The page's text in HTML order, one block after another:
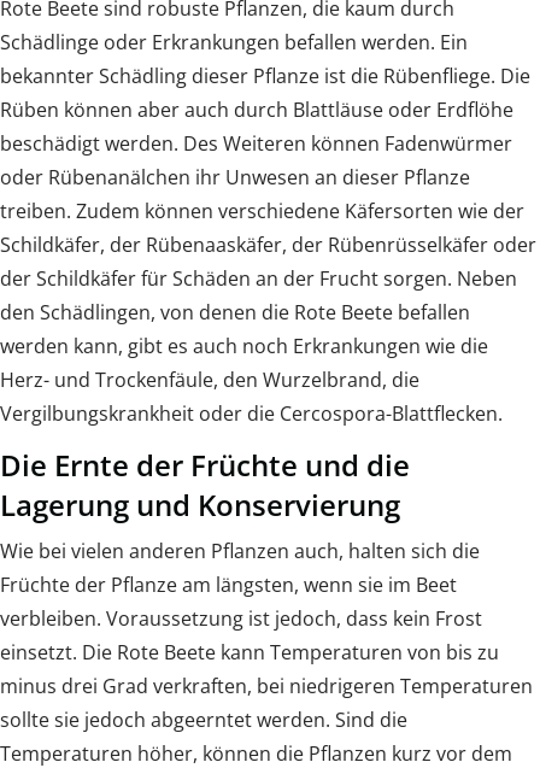
Rote Beete sind robuste Pflanzen, die kaum durch
Schädlinge oder Erkrankungen befallen werden. Ein
bekannter Schädling dieser Pflanze ist die Rübenfliege. Die
Rüben können aber auch durch Blattläuse oder Erdflöhe
beschädigt werden. Des Weiteren können Fadenwürmer
oder Rübenanälchen ihr Unwesen an dieser Pflanze
treiben. Zudem können verschiedene Käfersorten wie der
Schildkäfer, der Rübenaaskäfer, der Rübenrüsselkäfer oder
der Schildkäfer für Schäden an der Frucht sorgen. Neben
den Schädlingen, von denen die Rote Beete befallen
werden kann, gibt es auch noch Erkrankungen wie die
Herz- und Trockenfäule, den Wurzelbrand, die
Vergilbungskrankheit oder die Cercospora-Blattflecken.
Die Ernte der Früchte und die
Lagerung und Konservierung
Wie bei vielen anderen Pflanzen auch, halten sich die
Früchte der Pflanze am längsten, wenn sie im Beet
verbleiben. Voraussetzung ist jedoch, dass kein Frost
einsetzt. Die Rote Beete kann Temperaturen von bis zu
minus drei Grad verkraften, bei niedrigeren Temperaturen
sollte sie jedoch abgeerntet werden. Sind die
Temperaturen höher, können die Pflanzen kurz vor dem